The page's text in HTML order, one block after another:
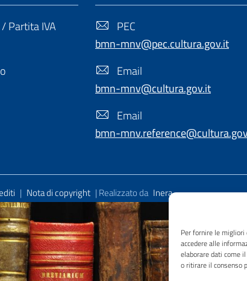
Per fornire le migliori
accedere alle
elaborare dati come
o ritirare il consenso
Partita IVA
PEC
bmn-mnv@pec.cultura.gov.it
Email
bmn-mnv@cultura.gov.it
Email
bmn-
| Nota di copyright | Realizzato da Inera